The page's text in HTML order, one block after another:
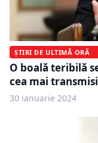
ȘTIRI DE ULTIMĂ ORĂ
O boală teribilă
cea mai
30 ianuarie 2024